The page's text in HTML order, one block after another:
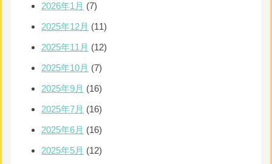
2026年1月 (7)
2025年12月 (11)
2025年11月 (12)
2025年10月 (7)
2025年9月 (16)
2025年7月 (16)
2025年6月 (16)
2025年5月 (12)